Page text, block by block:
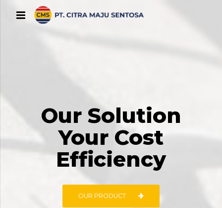
Our Solution
Your Cost
Efficiency
OUR PRODUCT